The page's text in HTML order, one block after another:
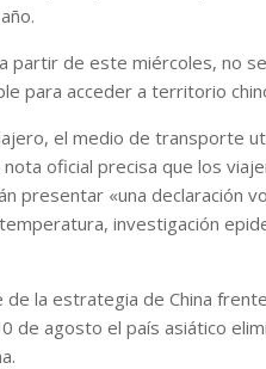
partir de este miércoles, no
para acceder a territorio
el medio de transporte
oficial precisa que los
presentar «una declaración
investigación
la estrategia de China
de agosto el país asiático